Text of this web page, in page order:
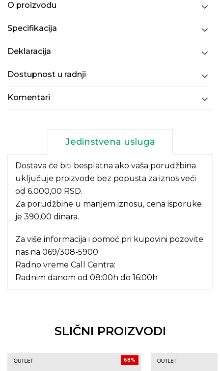
O proizvodu
Specifikacija
Deklaracija
Dostupnost u radnji
Komentari
Jedinstvena usluga
Dostava će biti besplatna ako vaša porudžbina
uključuje proizvode bez popusta za iznos veći
od 6.000,00 RSD.
Za porudžbine u manjem iznosu, cena isporuke
je 390,00 dinara.
Za više informacija i pomoć pri kupovini pozovite
nas na 069/308-5900
Radno vreme Call Centra:
Radnim danom od 08:00h do 16:00h
SLIČNI PROIZVODI
68%